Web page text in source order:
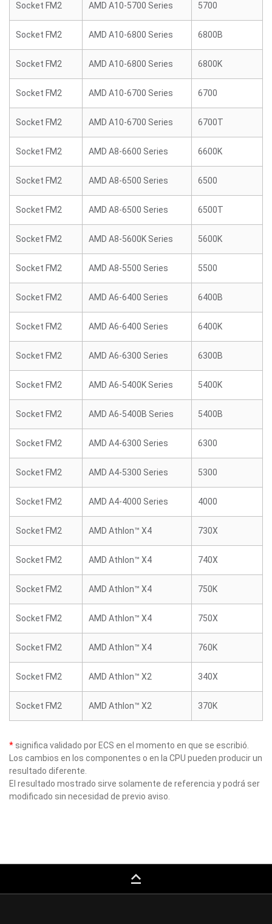
Socket FM2 AMD A10-5700 Series 5700
Socket FM2 AMD A10-6800 Series 6800B
Socket FM2 AMD A10-6800 Series 6800K
Socket FM2 AMD A10-6700 Series 6700
Socket FM2 AMD A10-6700 Series 6700T
Socket FM2 AMD A8-6600 Series 6600K
Socket FM2 AMD A8-6500 Series 6500
Socket FM2 AMD A8-6500 Series 6500T
Socket FM2 AMD A8-5600K Series 5600K
Socket FM2 AMD A8-5500 Series 5500
Socket FM2 AMD A6-6400 Series 6400B
Socket FM2 AMD A6-6400 Series 6400K
Socket FM2 AMD A6-6300 Series 6300B
Socket FM2 AMD A6-5400K Series 5400K
Socket FM2 AMD A6-5400B Series 5400B
Socket FM2 AMD A4-6300 Series 6300
Socket FM2 AMD A4-5300 Series 5300
Socket FM2 AMD A4-4000 Series 4000
Socket FM2 AMD Athlon™ X4 730X
Socket FM2 AMD Athlon™ X4 740X
Socket FM2 AMD Athlon™ X4 750K
Socket FM2 AMD Athlon™ X4 750X
Socket FM2 AMD Athlon™ X4 760K
Socket FM2 AMD Athlon™ X2 340X
Socket FM2 AMD Athlon™ X2 370K
* significa validado por ECS en el momento en que se escribió.
Los cambios en los componentes o en la CPU pueden producir un
resultado diferente.
El resultado mostrado sirve solamente de referencia y podrá ser
modificado sin necesidad de previo aviso.
keyboard_capslock